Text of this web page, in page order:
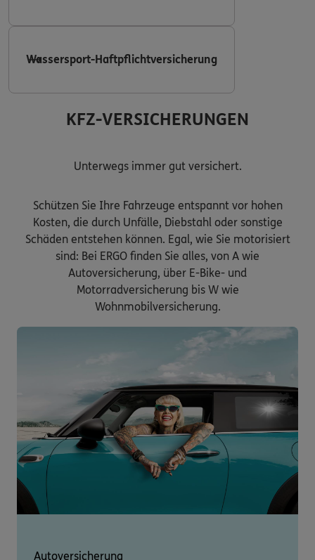
Wassersport-Haftpflichtversicherung
KFZ-VERSICHERUNGEN
Unterwegs immer gut versichert.
Schützen Sie Ihre Fahrzeuge entspannt vor hohen
Kosten, die durch Unfälle, Diebstahl oder sonstige
Schäden entstehen können. Egal, wie Sie motorisiert
sind: Bei ERGO finden Sie alles, von A wie
Autoversicherung, über E-Bike- und
Motorradversicherung bis W wie
Wohnmobilversicherung.
Autoversicherung